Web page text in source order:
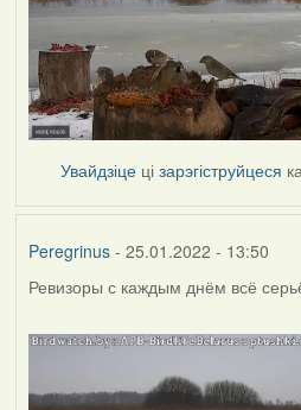
Увайдзіце цізарэгіструйцеся
Peregrinus- 25.01.2022 - 13:50
Ревизоры с каждым днём всё